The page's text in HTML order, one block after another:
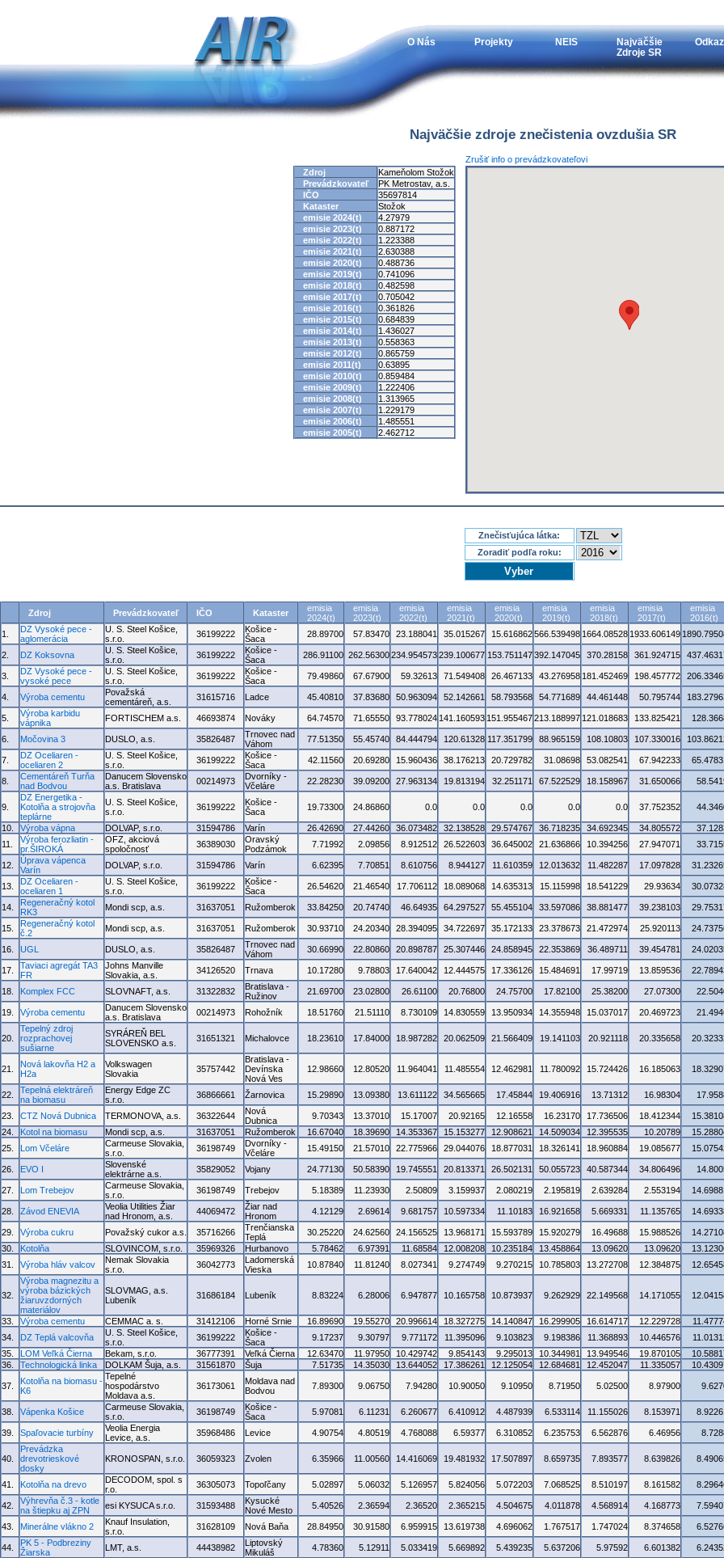
O Nás Projekty NEIS
Najväčšie
Zdroje SR
Najväčšie zdroje znečistenia ovzdušia SR
Zrušiť info o prevádzkovateľovi
Zdroj
Kameňolom Stožok
Prevádzkovateľ
PK Metrostav, a.s.
IČO
35697814
Kataster
Stožok
emisie 2024(t)
4.27979
emisie 2023(t)
0.887172
emisie 2022(t)
1.223388
emisie 2021(t)
2.630388
emisie 2020(t)
0.488736
emisie 2019(t)
0.741096
emisie 2018(t)
0.482598
emisie 2017(t)
0.705042
emisie 2016(t)
0.361826
emisie 2015(t)
0.684839
emisie 2014(t)
1.436027
emisie 2013(t)
0.558363
emisie 2012(t)
0.865759
emisie 2011(t)
0.63895
emisie 2010(t)
0.859484
emisie 2009(t)
1.222406
emisie 2008(t)
1.313965
emisie 2007(t)
1.229179
emisie 2006(t)
1.485551
emisie 2005(t)
2.462712
Znečisťujúca látka:
Zoradiť podľa roku:
Zdroj Prevádzkovateľ IČO Kataster
emisia
2024(t)
emisia
2023(t)
emisia
2022(t)
emisia
2021(t)
emisia
2020(t)
emisia
2019(t)
emisia
2018(t)
emisia
2017(t)
emisia
2016(t)
1.
DZ Vysoké pece -
aglomerácia
U. S. Steel Košice,
s.r.o.
36199222
Košice -
Šaca
28.89700 57.83470 23.188041 35.015267 15.616862566.539498 1664.08528 1933.606149
2. DZ Koksovna
U. S. Steel Košice,
s.r.o.
36199222
Košice -
Šaca
286.91100 262.56300234.954573239.100677 153.751147392.147045 370.28158 361.924715
3.
DZ Vysoké pece -
vysoké pece
U. S. Steel Košice,
s.r.o.
36199222
Košice -
Šaca
79.49860 67.67900 59.32613 71.549408 26.467133 43.276958 181.452469 198.457772
4. Výroba cementu
Považská
cementáreň, a.s.
31615716 Ladce 45.40810 37.83680 50.963094 52.142661 58.793568 54.771689 44.461448 50.795744
5.
Výroba karbidu
vápnika
FORTISCHEM a.s. 46693874 Nováky 64.74570 71.65550 93.778024 141.160593 151.955467213.188997 121.018683 133.825421
6. Močovina 3 DUSLO, a.s. 35826487
Trnovec nad
Váhom
77.51350 55.45740 84.444794 120.61328 117.351799 88.965159 108.10803 107.330016
7.
DZ Oceliaren -
oceliaren 2
U. S. Steel Košice,
s.r.o.
36199222
Košice -
Šaca
42.11560 20.69280 15.960436 38.176213 20.729782 31.08698 53.082541 67.942233
8.
Cementáreň Turňa
nad Bodvou
Danucem Slovensko
a.s. Bratislava
00214973
Dvorníky -
Včeláre
22.28230 39.09200 27.963134 19.813194 32.251171 67.522529 18.158967 31.650066
9.
DZ Energetika -
Kotolňa a strojovňa
teplárne
U. S. Steel Košice,
s.r.o.
36199222
Košice -
Šaca
19.73300 24.86860 0.0 0.0 0.0 0.0 0.0 37.752352
10. Výroba vápna DOLVAP, s.r.o. 31594786 Varín 26.42690 27.44260 36.073482 32.138528 29.574767 36.718235 34.692345 34.805572
11.
Výroba ferozliatin -
pr.ŠIROKÁ
OFZ, akciová
spoločnosť
36389030
Oravský
Podzámok
7.71992 2.09856 8.912512 26.522603 36.645002 21.636866 10.394256 27.947071
12.
Úprava vápenca
Varín
DOLVAP, s.r.o. 31594786 Varín 6.62395 7.70851 8.610756 8.944127 11.610359 12.013632 11.482287 17.097828
13.
DZ Oceliaren -
oceliaren 1
U. S. Steel Košice,
s.r.o.
36199222
Košice -
Šaca
26.54620 21.46540 17.706112 18.089068 14.635313 15.115998 18.541229 29.93634
14.
Regeneračný kotol
RK3
Mondi scp, a.s. 31637051 Ružomberok 33.84250 20.74740 46.64935 64.297527 55.455104 33.597086 38.881477 39.238103
15.
Regeneračný kotol
č.2
Mondi scp, a.s. 31637051 Ružomberok 30.93710 24.20340 28.394095 34.722697 35.172133 23.378673 21.472974 25.920113
16. UGL DUSLO, a.s. 35826487
Trnovec nad
Váhom
30.66990 22.80860 20.898787 25.307446 24.858945 22.353869 36.489711 39.454781
17.
Taviaci agregát TA3
FR
Johns Manville
Slovakia, a.s.
34126520 Trnava 10.17280 9.78803 17.640042 12.444575 17.336126 15.484691 17.99719 13.859536
18. Komplex FCC SLOVNAFT, a.s. 31322832
Bratislava -
Ružinov
21.69700 23.02800 26.61100 20.76800 24.75700 17.82100 25.38200 27.07300
19. Výroba cementu
Danucem Slovensko
a.s. Bratislava
00214973 Rohožník 18.51760 21.51110 8.730109 14.830559 13.950934 14.355948 15.037017 20.469723
20.
Tepelný zdroj
rozprachovej
sušiarne
SYRÁREŇ BEL
SLOVENSKO a.s.
31651321 Michalovce 18.23610 17.84000 18.987282 20.062509 21.566409 19.141103 20.921118 20.335658
21.
Nová lakovňa H2 a
H2a
Volkswagen
Slovakia
35757442
Bratislava -
Devínska
Nová Ves
12.98660 12.80520 11.964041 11.485554 12.462981 11.780092 15.724426 16.185063
22.
Tepelná elektráreň
na biomasu
Energy Edge ZC
s.r.o.
36866661 Žarnovica 15.29890 13.09380 13.611122 34.565665 17.45844 19.406916 13.71312 16.98304
23. CTZ Nová Dubnica TERMONOVA, a.s. 36322644
Nová
Dubnica
9.70343 13.37010 15.17007 20.92165 12.16558 16.23170 17.736506 18.412344
24.
Kotol na biomasu Mondi scp, a.s. 31637051 Ružomberok 16.67040 18.39690 14.353367 15.153277 12.908621 14.509034 12.395535 10.20789
25.
Lom Včeláre
Carmeuse Slovakia,
s.r.o.
36198749
Dvorníky -
Včeláre
15.49150 21.57010 22.775966 29.044076 18.877031 18.326141 18.960884 19.085677
26. EVO I
Slovenské
elektrárne a.s.
35829052 Vojany 24.77130 50.58390 19.745551 20.813371 26.502131 50.055723 40.587344 34.806496
27. Lom Trebejov
Carmeuse Slovakia,
s.r.o.
36198749 Trebejov 5.18389 11.23930 2.50809 3.159937 2.080219 2.195819 2.639284 2.553194
28. Závod ENEVIA
Veolia Utilities Žiar
nad Hronom, a.s.
44069472
Žiar nad
Hronom
4.12129 2.69614 9.681757 10.597334 11.10183 16.921658 5.669331 11.135765
29. Výroba cukru Považský cukor a.s. 35716266
Trenčianska
Teplá
30.25220 24.62560 24.156525 13.968171 15.593789 15.920279 16.49688 15.988526
30.
Kotolňa SLOVINCOM, s.r.o. 35969326 Hurbanovo 5.78462 6.97391 11.68584 12.008208 10.235184 13.458864 13.09620 13.09620
31.
Výroba hláv valcov
Nemak Slovakia
s.r.o.
36042773
Ladomerská
Vieska
10.87840 11.81240 8.027341 9.274749 9.270215 10.785803 13.272708 12.384875
32.
Výroba magnezitu a
výroba bázických
žiaruvzdorných
materiálov
SLOVMAG, a.s.
Lubeník
31686184 Lubeník 8.83224 6.28006 6.947877 10.165758 10.873937 9.262929 22.149568 14.171055
33. Výroba cementu CEMMAC a. s. 31412106 Horné Srnie 16.89690 19.55270 20.996614 18.327275 14.140847 16.299905 16.614717 12.229728
34.
DZ Teplá valcovňa
U. S. Steel Košice,
s.r.o.
36199222
Košice -
Šaca
9.17237 9.30797 9.771172 11.395096 9.103823 9.198386 11.368893 10.446576
35.
LOM Veľká Čierna Bekam, s.r.o. 36777391 Veľká Čierna 12.63470 11.97950 10.429742 9.854143 9.295013 10.344981 13.949546 19.870105
36.
Technologická linka DOLKAM Šuja, a.s. 31561870 Šuja 7.51735 14.35030 13.644052 17.386261 12.125054 12.684681 12.452047 11.335057
37.
Kotolňa na biomasu -
K6
Tepelné
hospodárstvo
Moldava a.s.
36173061
Moldava nad
Bodvou
7.89300 9.06750 7.94280 10.90050 9.10950 8.71950 5.02500 8.97900
38. Vápenka Košice
Carmeuse Slovakia,
s.r.o.
36198749
Košice -
Šaca
5.97081 6.11231 6.260677 6.410912 4.487939 6.533114 11.155026 8.153971
39. Spaľovacie turbíny
Veolia Energia
Levice, a.s.
35968486 Levice 4.90754 4.80519 4.768088 6.59377 6.310852 6.235753 6.562876 6.46956
40.
Prevádzka
drevotrieskové
dosky
KRONOSPAN, s.r.o. 36059323 Zvolen 6.35966 11.00560 14.416069 19.481932 17.507897 8.659735 7.893577 8.639826
41. Kotolňa na drevo
DECODOM, spol. s
r.o.
36305073 Topoľčany 5.02897 5.06032 5.126957 5.824056 5.072203 7.068525 8.510197 8.161582
42.
Výhrevňa č.3 - kotle
na štiepku aj ZPN
esi KYSUCA s.r.o. 31593488
Kysucké
Nové Mesto
5.40526 2.36594 2.36520 2.365215 4.504675 4.011878 4.568914 4.168773
43. Minerálne vlákno 2
Knauf Insulation,
s.r.o.
31628109 Nová Baňa 28.84950 30.91580 6.959915 13.619738 4.696062 1.767517 1.747024 8.374658
44.
PK 5 - Podbreziny
Žiarska
LMT, a.s. 44438982
Liptovský
Mikuláš
4.78360 5.12911 5.033419 5.669892 5.439235 5.637206 5.97592 6.601382